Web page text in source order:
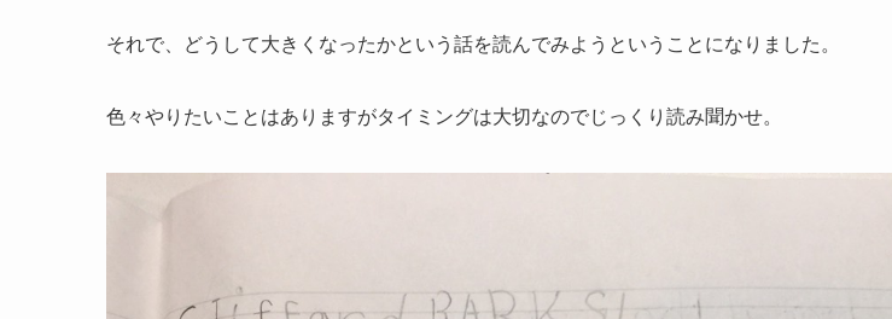
それで、どうして大きくなったかという話を読んでみようということになりました。
色々やりたいことはありますがタイミングは大切なのでじっくり読み聞かせ。